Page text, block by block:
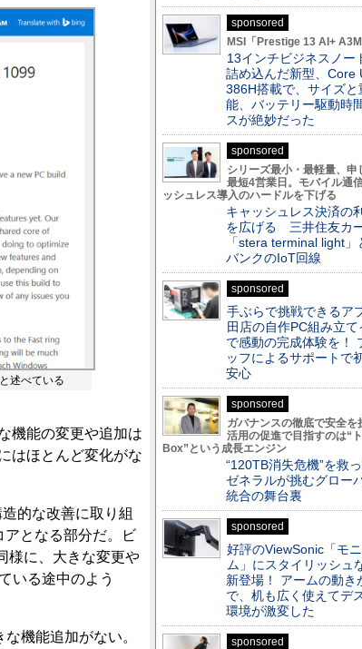
述べている
機能の変更や追加は
はほとんど変化がな
的な改善に取り組
アとなる部分だ。ビ
様に、大きな変更や
いる途中のよう
機能追加がない。
sponsored
MSI「Prestige 13 AI+
13インチビジネスノー
詰め込んだ新型、Core
386H搭載で、サイズと
能、バッテリー駆動時
スが絶妙だった
sponsored
シリーズ最小・最軽量、申
最短4営業日。モバイル通
ッシュレス導入のハードルを下げる
キャッシュレス決済の
を広げる 三井住友カ
「stera terminal light」
バンクのIoT回線
sponsored
手ぶらで挑戦できるア
田店の自作PC組み立て
で感動の完成体験を！
ッフによるサポートで
安心
sponsored
ガバナンスの徹底で安全を
活用の促進で目指すのは“
Box”という成長エンジン
“120TB消失危機”を救っ
ゼネラルが挑むグロー
統合の舞台裏
sponsored
好評のViewSonic「モ
ム」にスタイリッシュ
新登場！ アームの動き
で、机も広く使えてデ
環境が激変した
sponsored